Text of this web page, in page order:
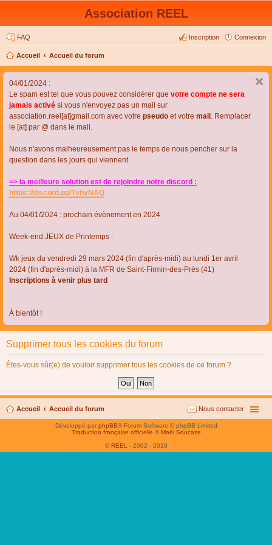
Association REEL
FAQ Connexion
Inscription
Accueil Accueil du forum
04/01/2024 :
Le spam est tel que vous pouvez considérer que votre compte ne sera
jamais activé si vous n'envoyez pas un mail sur
association.reel[at]gmail.com avec votre pseudo et votre mail . Remplacer
le [at] par @ dans le mail.
Nous n'avons malheureusement pas le temps de nous pencher sur la
question dans les jours qui viennent.
=> la meilleure solution est de rejoindre notre discord :
https://discord.gg/TvhyNAQ
Au 04/01/2024 : prochain évènement en 2024
Week-end JEUX de Printemps :
Wk jeux du vendredi 29 mars 2024 (fin d'après-midi) au lundi 1er avril
2024 (fin d'après-midi) à la MFR de Saint-Firmin-des-Près (41)
Inscriptions à venir plus tard
À bientôt !
Supprimer tous les cookies du forum
Êtes-vous sûr(e) de vouloir supprimer tous les cookies de ce forum ?
Accueil Accueil du forum Nous contacter
Développé parphpBB® Forum Software © phpBB Limited
Traduction française officielle © Maël Soucaze
© REEL - 2002 - 2019